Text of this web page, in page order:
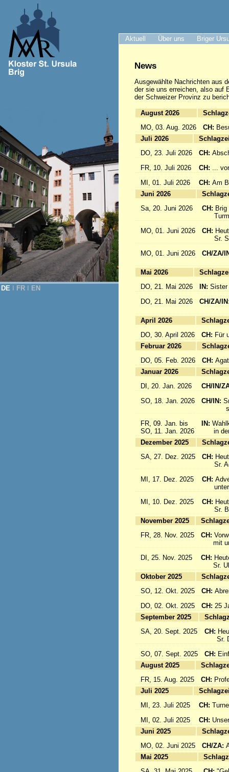
Aktuell Über uns Briger
DE FR EN
News
Ausgewählte Nachrichten aus
der sie uns erreichen, also auf
der Schweizer Provinz zu
August 2026
MO, 03. Aug. 2026
CH:
Juli 2026
DO, 23. Juli 2026
CH:
FR, 10. Juli 2026
CH: ...
MI, 01. Juli 2026
CH: Am
Juni 2026
Sa, 20. Juni 2026
CH:
MO, 01. Juni 2026
CH:
Sr.
MO, 01. Juni 2026
CH/ZA/
Mai 2026
DO, 21. Mai 2026
IN: Sister
DO, 21. Mai 2026
CH/ZA/IN
April 2026
DO, 30. April 2026
CH: Für
Februar 2026
DO, 05. Feb. 2026
CH:
Januar 2026
DI, 20. Jan. 2026
CH/IN/
SO, 18. Jan. 2026
CH/IN:
sind
FR, 09. Jan. bis
SO, 11. Jan. 2026
IN:
in der
Dezember 2025
SA, 27. Dez. 2025
CH:
Sr.
MI, 17. Dez. 2025
CH:
unter
MI, 10. Dez. 2025
CH:
Sr.
November 2025
FR, 28. Nov. 2025
CH:
mit
DI, 25. Nov. 2025
CH:
Sr.
Oktober 2025
SO, 12. Okt. 2025
CH:
DO, 02. Okt. 2025
CH: 25
September 2025
SA, 20. Sept. 2025
CH:
Sr.
SO, 07. Sept. 2025
CH:
August 2025
FR, 15. Aug. 2025
CH:
Juli 2025
MI, 23. Juli 2025
CH:
MI, 02. Juli 2025
CH:
Juni 2025
MO, 02. Juni 2025
CH/ZA:
Mai 2025